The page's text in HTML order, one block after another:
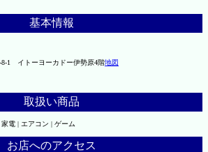
基本情報
8-1 イトーヨーカドー伊勢原4階地図
取扱い商品
電 | エアコン | ゲーム
お店へのアクセス